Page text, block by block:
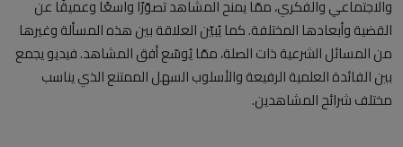
والاجتماعي والفكري، ممّا يمنح المشاهد تصوّرًا واسعًا وعميقًا عن
القضية وأبعادها المختلفة. كما يُبيّن العلاقة بين هذه المسألة وغيرها
من المسائل الشرعية ذات الصلة، ممّا يُوسّع أفق المشاهد. فيديو يجمع
بين الفائدة العلمية الرفيعة والأسلوب السهل الممتنع الذي يناسب
مختلف شرائح المشاهدين.